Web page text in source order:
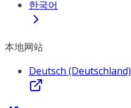
한국어
本地网站
Deutsch (Deutschland)